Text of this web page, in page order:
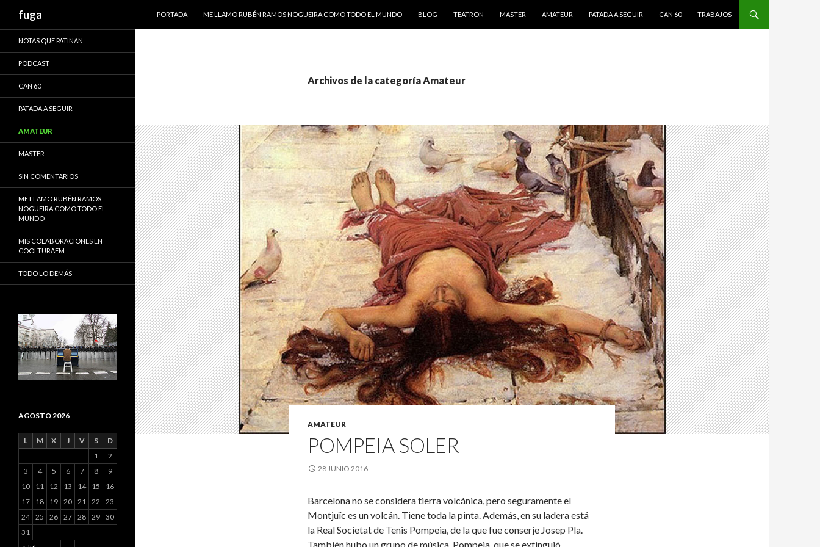
fuga
PORTADA
ME LLAMO RUBÉN RAMOS NOGUEIRA COMO TODO EL MUNDO BLOG TEATRON MASTER AMATEUR PATADA A SEGUIR CAN 60 TRABAJOS
Archivos de la categoría Amateur
AMATEUR
POMPEIA SOLER
28 JUNIO 2016
Barcelona no se considera tierra volcánica, pero seguramente el
Montjuïc es un volcán. Tiene toda la pinta. Además, en su ladera está
la Real Societat de Tenis Pompeia, de la que fue conserje Josep Pla.
También hubo un grupo de música, Pompeia, que se extinguió
NOTAS QUE PATINAN
PODCAST
CAN 60
PATADA A SEGUIR
AMATEUR
MASTER
SIN COMENTARIOS
ME LLAMO RUBÉN RAMOS
NOGUEIRA COMO TODO EL
MUNDO
MIS COLABORACIONES EN
COOLTURAFM
TODO LO DEMÁS
AGOSTO 2026
L M X J V S D
1
2
3
4 5 6 7 8
9
10
11 12 13 14 15
16
17
18 19 20 21 22
23
24 25 26 27 28 29 30
31